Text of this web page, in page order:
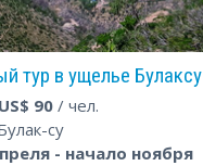
тур в ущелье Булаксу
US$ 90 / чел.
су
- начало ноября